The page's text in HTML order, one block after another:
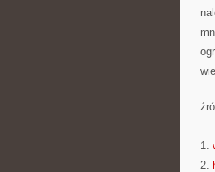
1.
2.